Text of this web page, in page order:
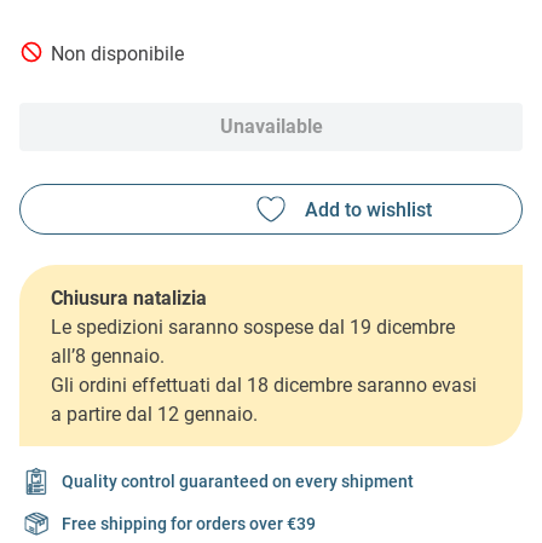
Non disponibile
Unavailable
Chiusura natalizia
Le spedizioni saranno sospese dal 19 dicembre
all’8 gennaio.
Gli ordini effettuati dal 18 dicembre saranno evasi
a partire dal 12 gennaio.
Quality control guaranteed on every shipment
Free shipping for orders over €39